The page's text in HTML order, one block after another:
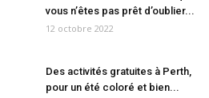
vous n’êtes pas prêt d’oublier...
12 octobre 2022
Des activités gratuites à Perth,
pour un été coloré et bien...